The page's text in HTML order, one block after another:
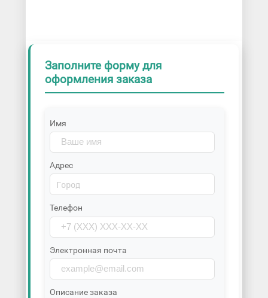
Заполните форму для
оформления заказа
Имя
Адрес
Телефон
Электронная почта
Описание заказа